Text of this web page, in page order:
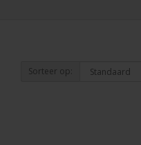
Sorteer op: